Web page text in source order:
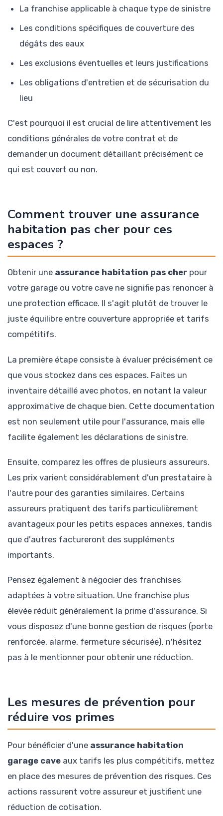
La franchise applicable à chaque type de sinistre
Les conditions spécifiques de couverture des
dégâts des eaux
Les exclusions éventuelles et leurs justifications
Les obligations d'entretien et de sécurisation du
lieu
C'est pourquoi il est crucial de lire attentivement les
conditions générales de votre contrat et de
demander un document détaillant précisément ce
qui est couvert ou non.
Comment trouver une assurance
habitation pas cher pour ces
espaces ?
Obtenir une assurance habitation pas cher pour
votre garage ou votre cave ne signifie pas renoncer à
une protection efficace. Il s'agit plutôt de trouver le
juste équilibre entre couverture appropriée et tarifs
compétitifs.
La première étape consiste à évaluer précisément ce
que vous stockez dans ces espaces. Faites un
inventaire détaillé avec photos, en notant la valeur
approximative de chaque bien. Cette documentation
est non seulement utile pour l'assurance, mais elle
facilite également les déclarations de sinistre.
Ensuite, comparez les offres de plusieurs assureurs.
Les prix varient considérablement d'un prestataire à
l'autre pour des garanties similaires. Certains
assureurs pratiquent des tarifs particulièrement
avantageux pour les petits espaces annexes, tandis
que d'autres factureront des suppléments
importants.
Pensez également à négocier des franchises
adaptées à votre situation. Une franchise plus
élevée réduit généralement la prime d'assurance. Si
vous disposez d'une bonne gestion de risques (porte
renforcée, alarme, fermeture sécurisée), n'hésitez
pas à le mentionner pour obtenir une réduction.
Les mesures de prévention pour
réduire vos primes
Pour bénéficier d'une assurance habitation
garage cave aux tarifs les plus compétitifs, mettez
en place des mesures de prévention des risques. Ces
actions rassurent votre assureur et justifient une
réduction de cotisation.